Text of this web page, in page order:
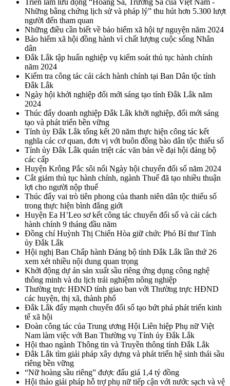
Triển lãm lưu động “Hoàng Sa, Trường Sa của Việt Nam -
Những bằng chứng lịch sử và pháp lý” thu hút hơn 5.300 lượt
người đến tham quan
Những điều cần biết về bảo hiểm xã hội tự nguyện năm 2024
Bảo hiểm xã hội đồng hành vì chất lượng cuộc sống Nhân
dân
Đắk Lắk tập huấn nghiệp vụ kiểm soát thủ tục hành chính
năm 2024
Kiểm tra công tác cải cách hành chính tại Ban Dân tộc tỉnh
Đắk Lắk
Ngày hội khởi nghiệp đổi mới sáng tạo tỉnh Đắk Lắk năm
2024
Thúc đẩy doanh nghiệp Đắk Lắk khởi nghiệp, đổi mới sáng
tạo và phát triển bền vững
Tỉnh ủy Đắk Lắk tổng kết 20 năm thực hiện công tác kết
nghĩa các cơ quan, đơn vị với buôn đồng bào dân tộc thiểu số
Tỉnh ủy Đắk Lắk quán triệt các văn bản về đại hội đảng bộ
các cấp
Huyện Krông Pắc sôi nổi Ngày hội chuyển đổi số năm 2024
Cắt giảm thủ tục hành chính, ngành Thuế đã tạo nhiều thuận
lợi cho người nộp thuế
Thúc đẩy vai trò tiên phong của thanh niên dân tộc thiểu số
trong thực hiện bình đẳng giới
Huyện Ea H’Leo sơ kết công tác chuyển đổi số và cải cách
hành chính 9 tháng đầu năm
Đồng chí Huỳnh Thị Chiến Hòa giữ chức Phó Bí thư Tỉnh
ủy Đắk Lắk
Hội nghị Ban Chấp hành Đảng bộ tỉnh Đắk Lắk lần thứ 26
xem xét nhiều nội dung quan trọng
Khởi động dự án sản xuất sầu riêng ứng dụng công nghệ
thông minh và du lịch trải nghiệm nông nghiệp
Thường trực HĐND tỉnh giao ban với Thường trực HĐND
các huyện, thị xã, thành phố
Đắk Lắk đẩy mạnh chuyển đổi số tạo bứt phá phát triển kinh
tế xã hội
Đoàn công tác của Trung ương Hội Liên hiệp Phụ nữ Việt
Nam làm việc với Ban Thường vụ Tỉnh ủy Đắk Lắk
Hội thao ngành Thông tin và Truyền thông tỉnh Đắk Lắk
Đắk Lắk tìm giải pháp xây dựng và phát triển hệ sinh thái sầu
riêng bền vững
“Nữ hoàng sầu riêng” được đấu giá 1,4 tỷ đồng
Hội thảo giải pháp hỗ trợ phụ nữ tiếp cận với nước sạch và vệ